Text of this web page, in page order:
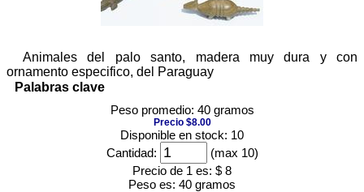
Animales del palo santo, madera muy dura y con
ornamento especifico, del Paraguay
Palabras clave
Peso promedio: 40 gramos
Precio $8.00
Disponible en stock: 10
Cantidad:
(max 10)
Precio de 1 es: $ 8
Peso es: 40 gramos